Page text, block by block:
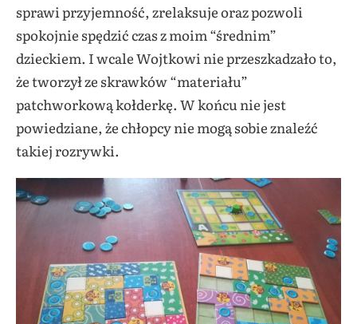
sprawi przyjemność, zrelaksuje oraz pozwoli
spokojnie spędzić czas z moim “średnim”
dzieckiem. I wcale Wojtkowi nie przeszkadzało to,
że tworzył ze skrawków “materiału”
patchworkową kołderkę. W końcu nie jest
powiedziane, że chłopcy nie mogą sobie znaleźć
takiej rozrywki.